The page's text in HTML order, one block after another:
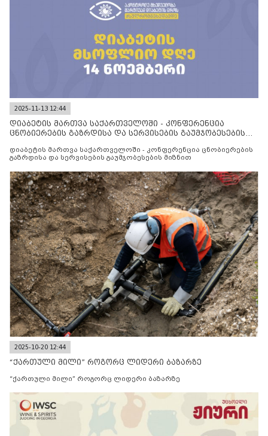
2025-11-13 12:44
დიაბეტის მართვა საქართველოში - კონფერენცია
ცნობიერების გაზრდისა და სერვისების გაუმჯობესების
დიაბეტის მართვა საქართველოში - კონფერენცია ცნობიერების
გაზრდისა და სერვისების გაუმჯობესების მიზნით
2025-10-20 12:44
“ქართული მილი” როგორც ლიდერი ბაზარზე
“ქართული მილი” როგორც ლიდერი ბაზარზე